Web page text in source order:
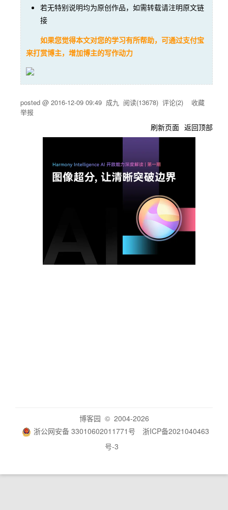
若无特别说明均为原创作品，如需转载请注明原文链
接
如果您觉得本文对您的学习有所帮助，可通过支付宝
来打赏博主，增加博主的写作动力
posted @ 2016-12-09 09:49 成九 阅读(13678) 评论(2) 收藏
举报
刷新页面 返回顶部
博客园 © 2004-2026
浙公网安备 33010602011771号
浙ICP备2021040463
号-3